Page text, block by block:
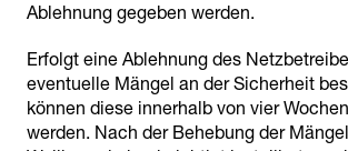
Ablehnung gegeben werden.
Erfolgt eine Ablehnung des
eventuelle Mängel an der Sicherheit
können diese innerhalb von vier
werden. Nach der Behebung der